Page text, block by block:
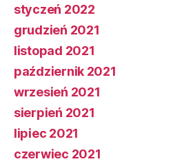
styczeń 2022
grudzień 2021
listopad 2021
październik 2021
wrzesień 2021
sierpień 2021
lipiec 2021
czerwiec 2021